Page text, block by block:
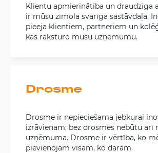
Klientu apmierinātība un draudzīga
ir mūsu zīmola svarīga sastāvdaļa.
pieeja klientiem, partneriem un
kas raksturo mūsu uzņēmumu.
Drosme
Drosme ir nepieciešama jebkurai
izrāvienam; bez drosmes nebūtu arī
uzņēmuma. Drosme ir vērtība, ko
pievienojam visam, ko darām.